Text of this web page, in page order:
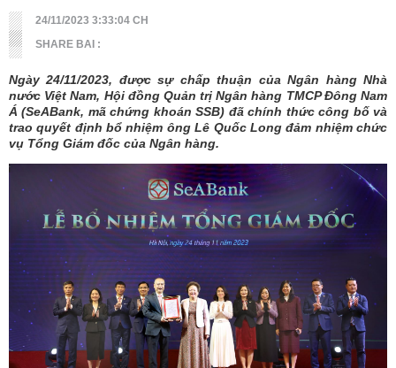
Khoa học công nghệ
Liên hệ
24/11/2023 3:33:04 CH
SHARE BAI :
Ngày 24/11/2023, được sự chấp thuận của Ngân hàng Nhà
nước Việt Nam, Hội đồng Quản trị Ngân hàng TMCP Đông Nam
Á (SeABank, mã chứng khoán SSB) đã chính thức công bố và
trao quyết định bổ nhiệm ông Lê Quốc Long đảm nhiệm chức
vụ Tổng Giám đốc của Ngân hàng.